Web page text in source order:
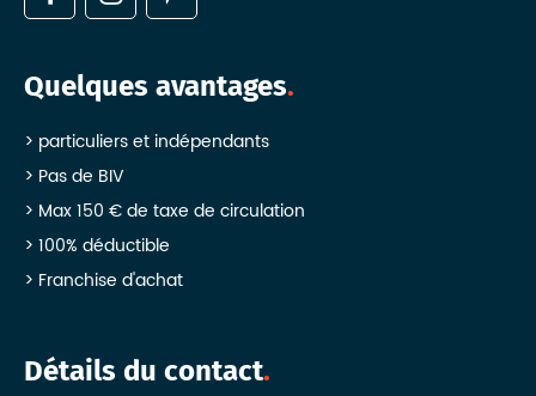
Quelques avantages
particuliers et indépendants
Pas de BIV
Max 150 € de taxe de circulation
100% déductible
Franchise d'achat
Détails du contact